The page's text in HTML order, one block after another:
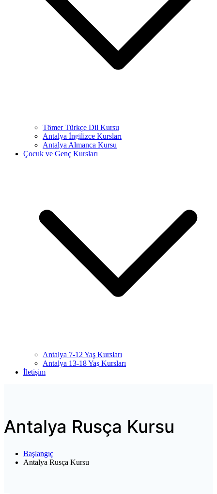
Tömer Türkçe Dil Kursu
Antalya İngilizce Kursları
Antalya Almanca Kursu
Çocuk ve Genç Kursları
Antalya 7-12 Yaş Kursları
Antalya 13-18 Yaş Kursları
İletişim
Antalya Rusça Kursu
Başlangıç
Antalya Rusça Kursu